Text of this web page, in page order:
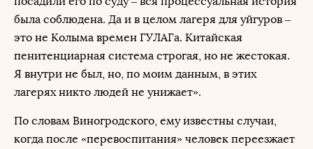
была соблюдена. Да и в целом лагеря для уйгуров –
это не Колыма времен ГУЛАГа. Китайская
пенитенциарная система строгая, но не жестокая.
Я внутри не был, но, по моим данным, в этих
лагерях никто людей не унижает».
По словам Виногродского, ему известны случаи,
когда после «перевоспитания» человек переезжает